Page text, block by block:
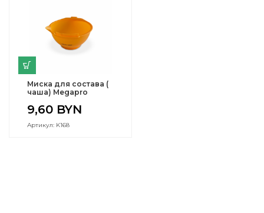
Миска для состава (
чаша) Megapro
9,60 BYN
Артикул: K168